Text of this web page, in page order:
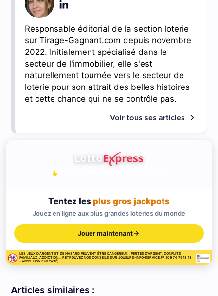
Responsable éditorial de la section loterie
sur Tirage-Gagnant.com depuis novembre
2022. Initialement spécialisé dans le
secteur de l'immobilier, elle s'est
naturellement tournée vers le secteur de
loterie pour son attrait des belles histoires
et cette chance qui ne se contrôle pas.
Voir tous ses articles
Tentez les plus gros jackpots
Jouez en ligne aux plus grandes loteries du monde
Jouer maintenant
LES JEUX D'ARGENT ET DE HASARD PEUVENT ÊTRE DANGEREUX : PERTES D'ARGENT, CONFLITS
FAMILIAUX, ADDICTION... RETROUVEZ NOS CONSEILS SUR JOUEURS-INFO-SERVICE.FR (09 74 75 13 13
- APPEL NON SURTAXÉ)
Articles similaires :